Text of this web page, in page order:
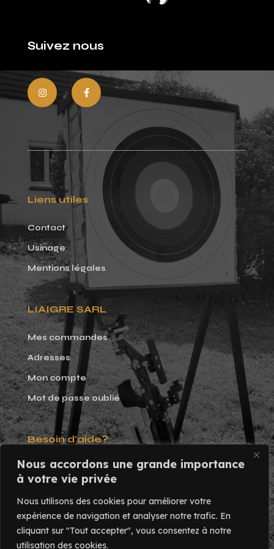
Nous accordons une grande importance
à votre vie privée
Nous utilisons des cookies pour améliorer votre
expérience de navigation et analyser notre trafic. En
cliquant sur "Tout accepter", vous consentez à notre
utilisation des cookies.
Suivez nous
Liens utiles
Contact
Usinage
Mentions légales
LIAIGRE SARL
Mes commandes
Adresses
Mon compte
Mot de passe oublié
Besoin d'aide?
Tél. 02 47 58 17 82
9h - 17h